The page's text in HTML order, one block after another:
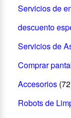
Servicios de
descuento
Servicios de
Comprar
Accesorios
Robots de